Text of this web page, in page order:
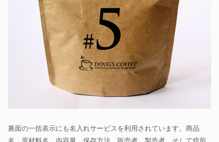
裏面の一括表示にも名入れサービスを利用されています。商品